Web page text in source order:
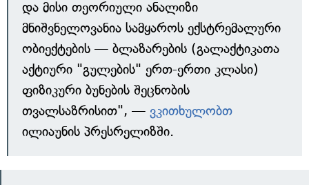
და მისი თეორიული ანალიზი
მნიშვნელოვანია სამყაროს ექსტრემალური
ობიექტების — ბლაზარების (გალაქტიკათა
აქტიური "გულების" ერთ-ერთი კლასი)
ფიზიკური ბუნების შეცნობის
თვალსაზრისით", — ვკითხულობთ
ილიაუნის პრესრელიზში.